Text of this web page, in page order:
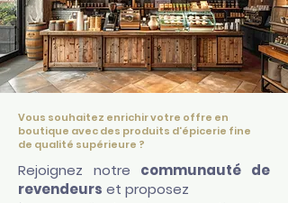
Vous souhaitez enrichir votre offre en
boutique avec des produits d'épicerie fine
de qualité supérieure ?
Rejoignez notre communauté de
revendeurs et proposez